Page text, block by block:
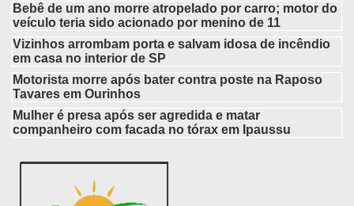
Bebê de um ano morre atropelado por carro; motor do
veículo teria sido acionado por menino de 11
Vizinhos arrombam porta e salvam idosa de incêndio
em casa no interior de SP
Motorista morre após bater contra poste na Raposo
Tavares em Ourinhos
Mulher é presa após ser agredida e matar
companheiro com facada no tórax em Ipaussu